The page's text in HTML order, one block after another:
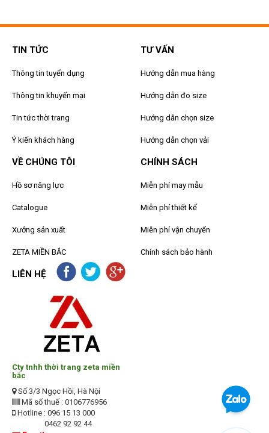
TIN TỨC
Thông tin tuyển dụng
Thông tin khuyến mại
Tin tức thời trang
Ý kiến khách hàng
TƯ VẤN
Hướng dẫn mua hàng
Hướng dẫn đo size
Hướng dẫn chọn size
Hướng dẫn chọn vải
VỀ CHÚNG TÔI
Hồ sơ năng lực
Catalogue
Xưởng sản xuất
ZETA MIỀN BẮC
CHÍNH SÁCH
Miễn phí may mẫu
Miễn phí thiết kế
Miễn phí vận chuyển
Chính sách bảo hành
LIÊN HỆ
Cty tnhh thời trang zeta miền
bắc
Số 3/3 Ngọc Hồi, Hà Nội
Mã số thuế : 0106776956
Hotline : 096 15 13 000
0462 92 92 44